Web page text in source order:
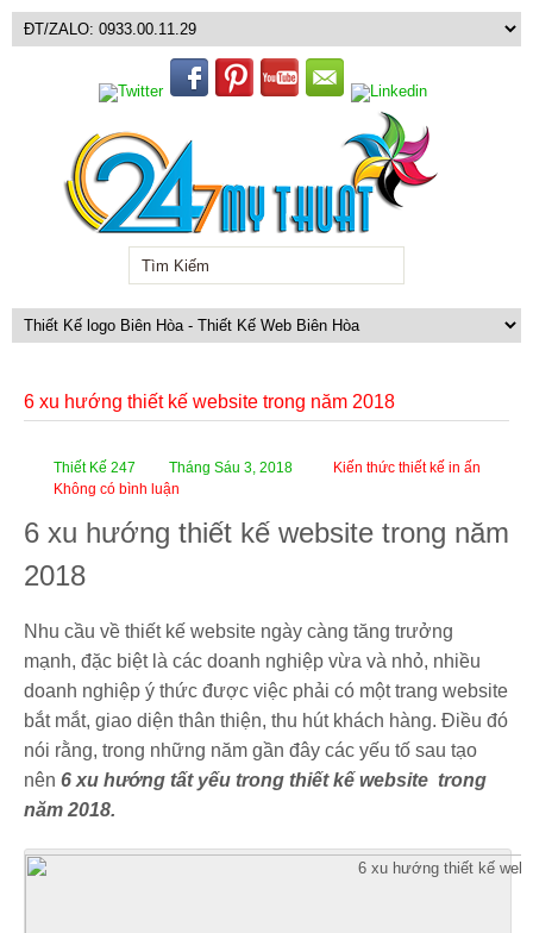
6 xu hướng thiết kế website trong năm 2018
Thiết Kế 247 Tháng Sáu 3, 2018
Kiến thức thiết kế in ấn
Không có bình luận
6 xu hướng thiết kế website trong năm
2018
Nhu cầu về thiết kế website ngày càng tăng trưởng
mạnh, đặc biệt là các doanh nghiệp vừa và nhỏ, nhiều
doanh nghiệp ý thức được việc phải có một trang website
bắt mắt, giao diện thân thiện, thu hút khách hàng. Điều đó
nói rằng, trong những năm gần đây các yếu tố sau tạo
nên 6 xu hướng tất yếu trong thiết kế website trong
năm 2018.